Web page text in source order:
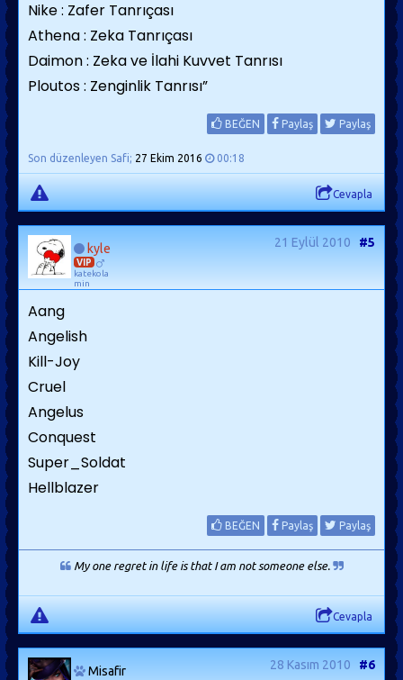
Nike : Zafer Tanrıçası
Athena : Zeka Tanrıçası
Daimon : Zeka ve İlahi Kuvvet Tanrısı
Ploutos : Zenginlik Tanrısı”
BEĞEN Paylaş Paylaş
Son düzenleyen Safi; 27 Ekim 2016 00:18
Cevapla
kyle
VIP
katekola
min
21 Eylül 2010 #5
Aang
Angelish
Kill-Joy
Cruel
Angelus
Conquest
Super_Soldat
Hellblazer
BEĞEN Paylaş Paylaş
My one regret in life is that I am not someone else.
Cevapla
Misafir 28 Kasım 2010 #6